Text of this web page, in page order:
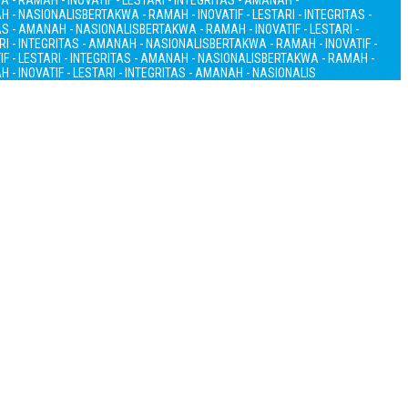
- NASIONALISBERTAKWA - RAMAH - INOVATIF - LESTARI - INTEGRITAS -
- AMANAH - NASIONALISBERTAKWA - RAMAH - INOVATIF - LESTARI -
- INTEGRITAS - AMANAH - NASIONALISBERTAKWA - RAMAH - INOVATIF -
- LESTARI - INTEGRITAS - AMANAH - NASIONALISBERTAKWA - RAMAH -
- INOVATIF - LESTARI - INTEGRITAS - AMANAH - NASIONALIS